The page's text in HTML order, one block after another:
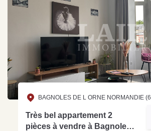
BAGNOLES DE L ORNE NORMANDIE
Très bel appartement 2
pièces à vendre à Bagnoles -